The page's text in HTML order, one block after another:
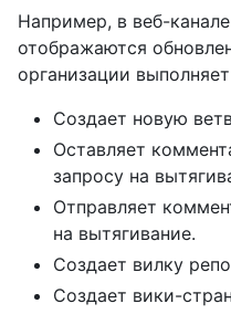
Например, в веб-
отображаются
организации
Создает новую
Оставляет
запросу на
Отправляет
на вытягивание.
Создает вилку
Создает вики-